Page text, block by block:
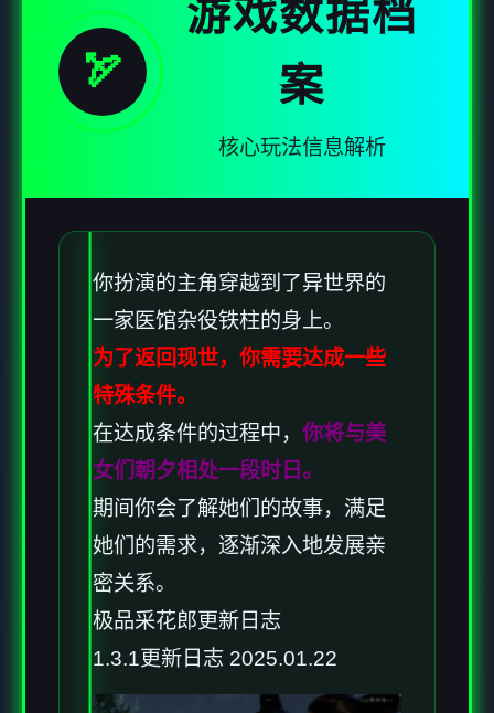
🏹
游戏数据档
案
核心玩法信息解析
你扮演的主角穿越到了异世界的
一家医馆杂役铁柱的身上。
为了返回现世，你需要达成一些
特殊条件。
在达成条件的过程中， 你将与美
女们朝夕相处一段时日。
期间你会了解她们的故事，满足
她们的需求，逐渐深入地发展亲
密关系。
极品采花郎更新日志
1.3.1更新日志 2025.01.22